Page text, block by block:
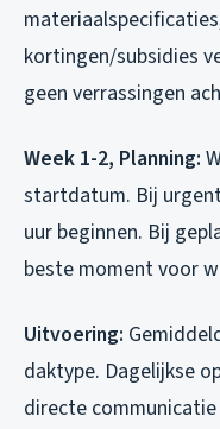
kortingen/subsidies
geen verrassingen
Week 1-2, Planning:
startdatum. Bij
uur beginnen. Bij
beste moment voor
Uitvoering:
daktype. Dagelijkse
directe